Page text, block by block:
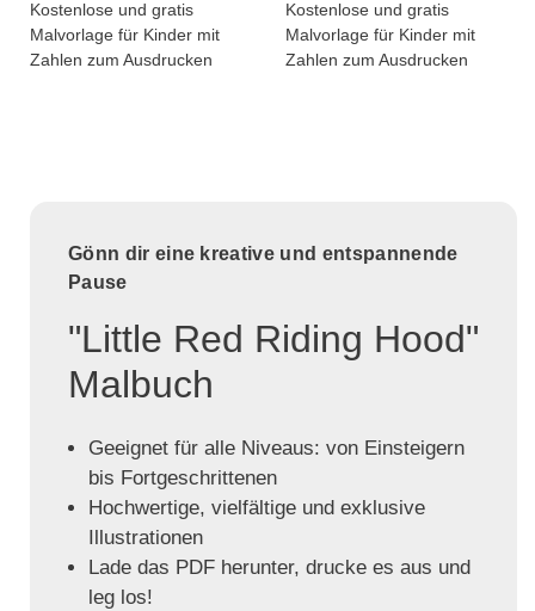
Kostenlose und gratis
Malvorlage für Kinder mit
Zahlen zum Ausdrucken
Kostenlose und gratis
Malvorlage für Kinder mit
Zahlen zum Ausdrucken
Gönn dir eine kreative und entspannende
Pause
"Little Red Riding Hood"
Malbuch
Geeignet für alle Niveaus: von Einsteigern
bis Fortgeschrittenen
Hochwertige, vielfältige und exklusive
Illustrationen
Lade das PDF herunter, drucke es aus und
leg los!